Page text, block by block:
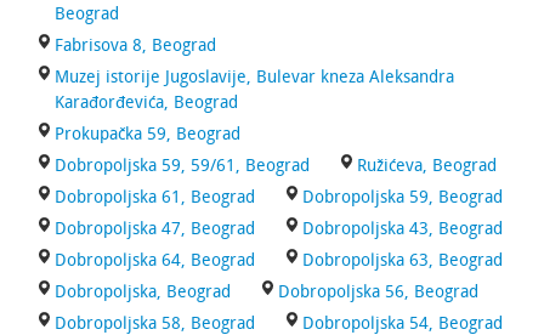
Beograd
Fabrisova 8, Beograd
Muzej istorije Jugoslavije, Bulevar kneza Aleksandra
Karađorđevića, Beograd
Prokupačka 59, Beograd
Dobropoljska 59, 59/61, Beograd
Ružićeva, Beograd
Dobropoljska 61, Beograd
Dobropoljska 59, Beograd
Dobropoljska 47, Beograd
Dobropoljska 43, Beograd
Dobropoljska 64, Beograd
Dobropoljska 63, Beograd
Dobropoljska, Beograd
Dobropoljska 56, Beograd
Dobropoljska 58, Beograd
Dobropoljska 54, Beograd